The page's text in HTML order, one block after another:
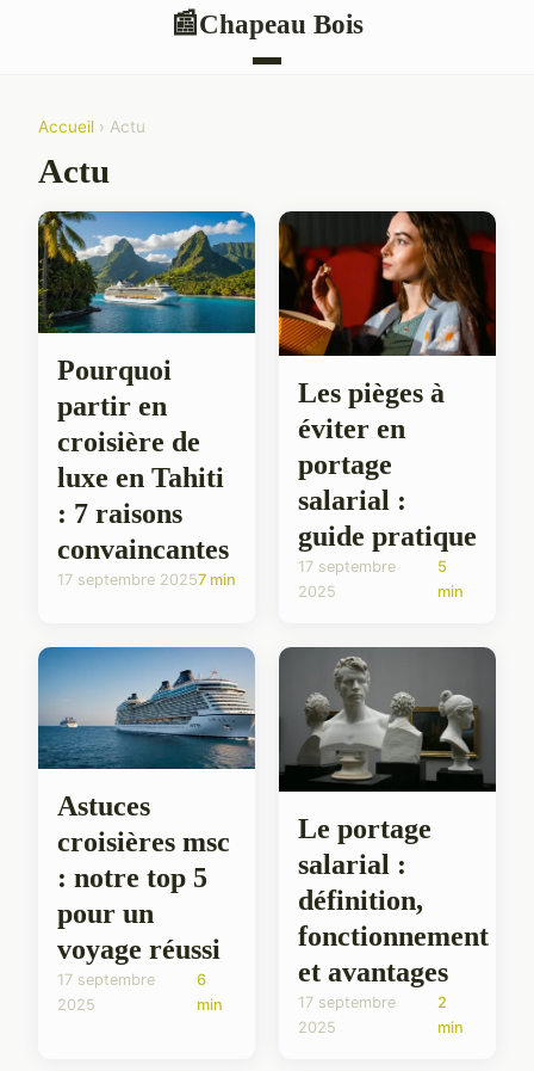
📰Chapeau Bois
Accueil › Actu
Actu
Pourquoi
partir en
croisière de
luxe en Tahiti
: 7 raisons
convaincantes
17 septembre 20257 min
Les pièges à
éviter en
portage
salarial :
guide pratique
17 septembre
2025
5
min
Astuces
croisières msc
: notre top 5
pour un
voyage réussi
17 septembre
2025
6
min
Le portage
salarial :
définition,
fonctionnement
et avantages
17 septembre
2025
2
min